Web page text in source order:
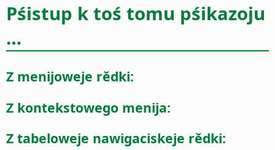
Pśistup k toś tomu pśikazoju
…
Z menijoweje rědki:
Z kontekstowego menija:
Z tabeloweje nawigaciskeje rědki: